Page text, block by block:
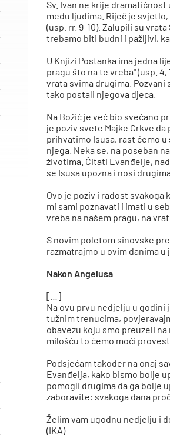
Sv. Ivan ne krije
među ljudima. Riječ je
(usp. rr. 9-10). Zalupili su
trebamo biti budni i pažljivi,
U Knjizi Postanka ima jedna
pragu što na te vreba" (usp.
vrata svima drugima.
tako postali njegova djeca.
Na Božić je već bio svečano
je poziv svete Majke Crkve
prihvatimo Isusa, rast ćemo
njega. Neka se, na poseban
životima. Čitati Evanđelje,
se Isusa upozna i nosi drugima.
Ovo je poziv i radost
mi sami poznavati i imati u
vreba na našem pragu, na
S novim poletom sinovske
razmatrajmo u ovim danima u
Nakon Angelusa
[…]
Na ovu prvu nedjelju u godini
tužnim trenucima,
obavezu koju smo preuzeli
milošću to ćemo moći
Podsjećam također na onaj
Evanđelja, kako bismo bolje
pomogli drugima da ga bolje
zaboravite: svakoga dana
Želim vam ugodnu nedjelju i
(IKA)